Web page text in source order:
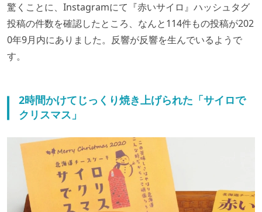
驚くことに、Instagramにて『赤いサイロ』ハッシュタグ
投稿の件数を確認したところ、なんと114件もの投稿が202
0年9月内にありました。反響が反響を生んでいるようで
す。
2時間かけてじっくり焼き上げられた「サイロで
クリスマス」